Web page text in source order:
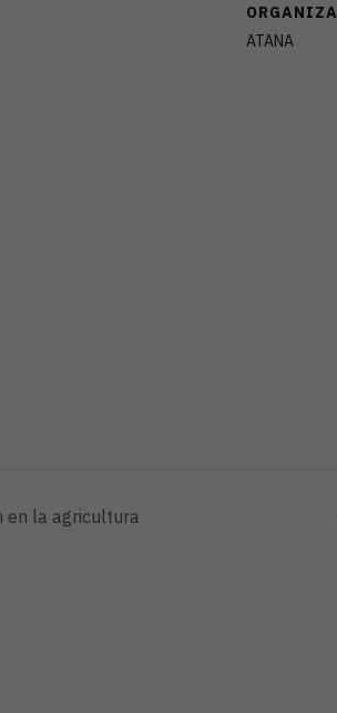
ATANA
en la agricultura